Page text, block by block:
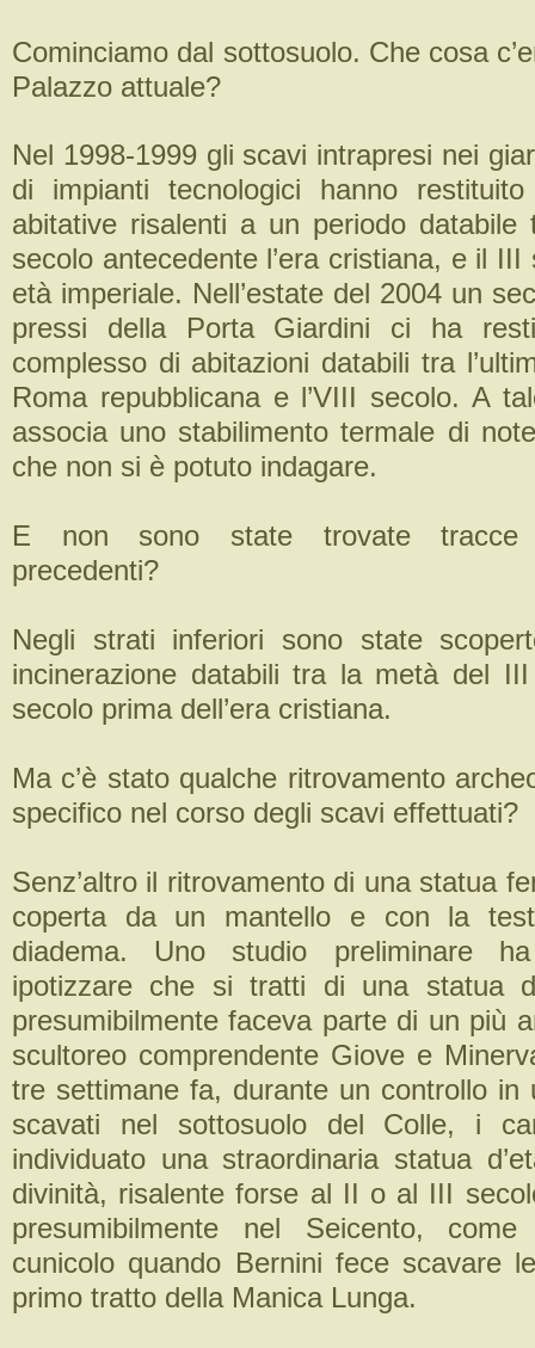
Cominciamo dal sottosuolo. Che cosa
Palazzo attuale?
Nel 1998-1999 gli scavi intrapresi nei
di impianti tecnologici hanno
abitative risalenti a un periodo
secolo antecedente l’era cristiana, e il III
età imperiale. Nell’estate del 2004 un
pressi della Porta Giardini ci ha
complesso di abitazioni databili tra
Roma repubblicana e l’VIII secolo. A
associa uno stabilimento termale di
che non si è potuto indagare.
E non sono state trovate tracce
precedenti?
Negli strati inferiori sono state
incinerazione databili tra la metà del
secolo prima dell’era cristiana.
Ma c’è stato qualche ritrovamento
specifico nel corso degli scavi effettuati?
Senz’altro il ritrovamento di una statua
coperta da un mantello e con la
diadema. Uno studio preliminare
ipotizzare che si tratti di una statua
presumibilmente faceva parte di un più
scultoreo comprendente Giove e
tre settimane fa, durante un controllo in
scavati nel sottosuolo del Colle, i
individuato una straordinaria statua
divinità, risalente forse al II o al III
presumibilmente nel Seicento,
cunicolo quando Bernini fece scavare
primo tratto della Manica Lunga.